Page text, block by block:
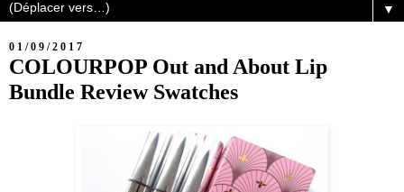
▼
01/09/2017
COLOURPOP Out and About Lip
Bundle Review Swatches